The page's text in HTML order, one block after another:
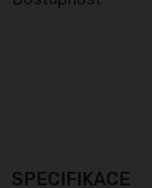
SPECIFIKACE